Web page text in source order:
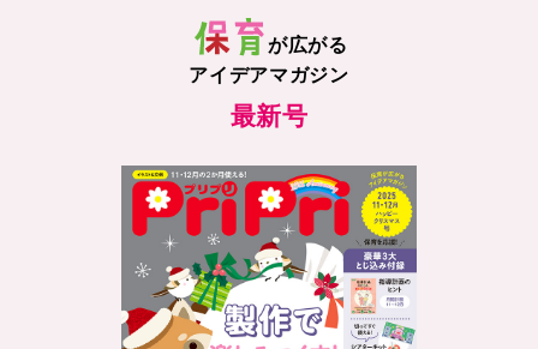
が広がる
アイデアマガジン
最新号